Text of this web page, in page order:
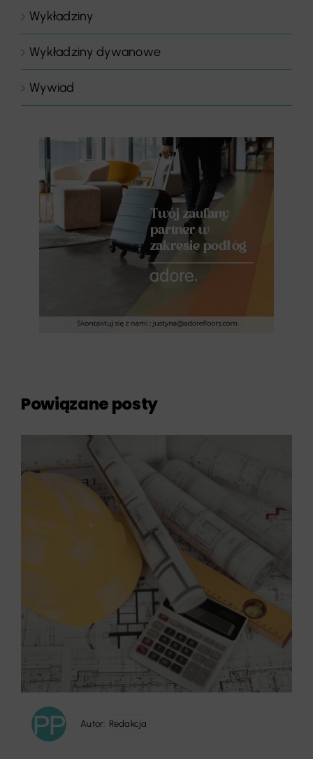
Wykładziny
Wykładziny dywanowe
Wywiad
Powiązane posty
Autor: Redakcja